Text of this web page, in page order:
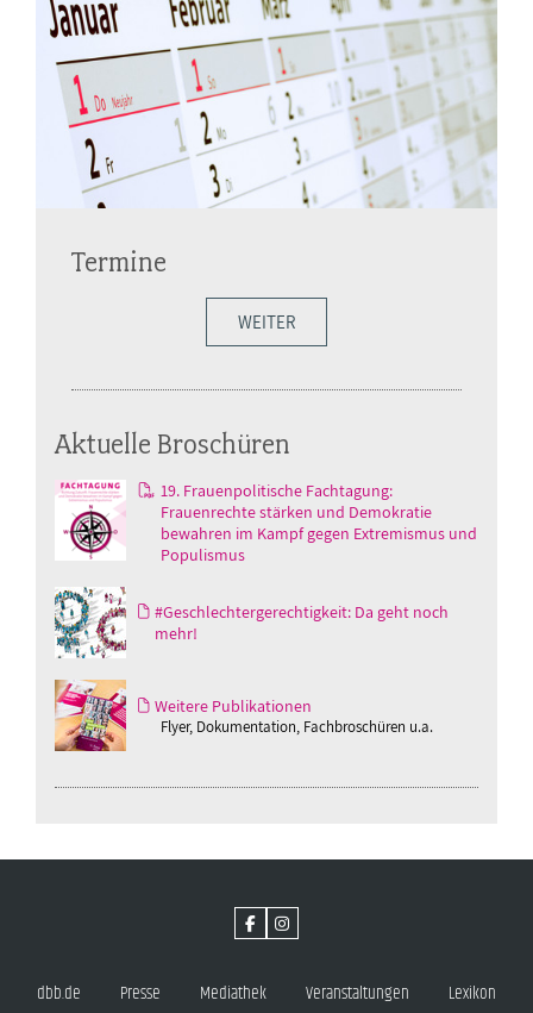
Termine
WEITER
Aktuelle Broschüren
19. Frauenpolitische Fachtagung:
Frauenrechte stärken und Demokratie
bewahren im Kampf gegen Extremismus und
Populismus
#Geschlechtergerechtigkeit: Da geht noch
mehr!
Weitere Publikationen
Flyer, Dokumentation, Fachbroschüren u.a.
dbb.de Presse Mediathek Veranstaltungen Lexikon